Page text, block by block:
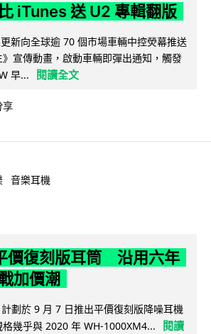
iTunes 送 U2 專輯翻版
新向全球逾 70 個市場車輛中控熒幕推送
》宣傳動畫，啟動車輛即彈出通知，觸發
早...
閱讀全文
享
音樂耳機
價復刻版耳筒 沿用六年
加價潮
劃於 9 月 7 日推出平價復刻版降噪耳機
幾乎與 2020 年 WH-1000XM4...
閱讀